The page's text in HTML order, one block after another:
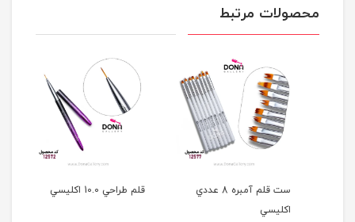
محصولات مرتبط
ست قلم آمبره 8 عددي
اکليسي
قلم طراحي 10.0 اکليسي